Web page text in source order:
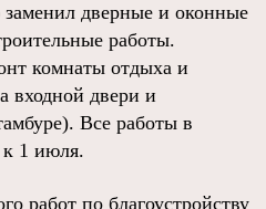
дверные и оконные
работы.
комнаты отдыха и
входной двери и
Все работы в
к 1 июля.
работ по благоустройству